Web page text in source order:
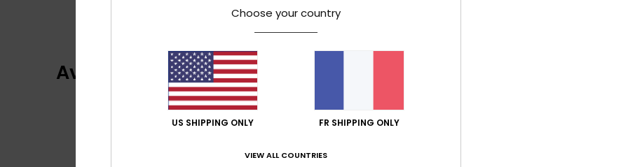
Avis clients
Choose your country
US SHIPPING ONLY FR SHIPPING ONLY
VIEW ALL COUNTRIES